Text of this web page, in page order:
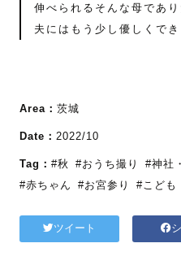
伸べられるそんな母であり
夫にはもう少し優しくで
Area： 茨城
Date： 2022/10
Tag： #秋 #おうち撮り #神社
#赤ちゃん
#お宮参り #こども
ツイート